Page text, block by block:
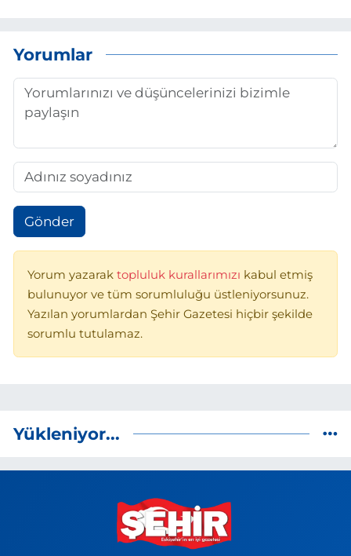
Yorumlar
Gönder
Yorum yazarak topluluk kurallarımızı kabul etmiş
bulunuyor ve tüm sorumluluğu üstleniyorsunuz.
Yazılan yorumlardan Şehir Gazetesi hiçbir şekilde
sorumlu tutulamaz.
Yükleniyor...